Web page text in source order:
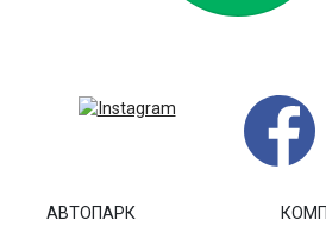
АВТОПАРК